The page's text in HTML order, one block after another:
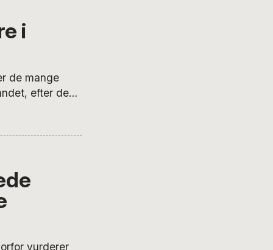
i
de mange
efter den
vurderer